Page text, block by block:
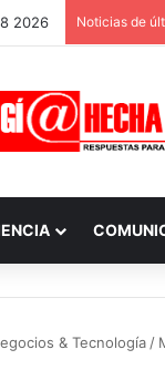
2026 Noticias de
& Tecnología /